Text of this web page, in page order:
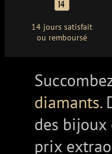
14 jours satisfait
ou remboursé
diamants.
des bijoux
prix